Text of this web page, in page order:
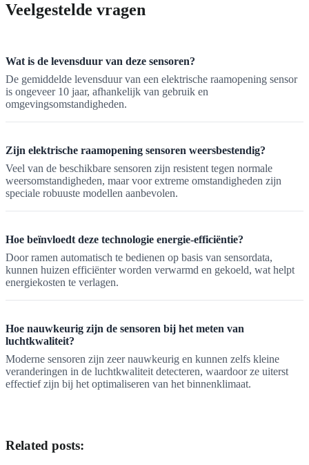
Veelgestelde vragen
Wat is de levensduur van deze sensoren?
De gemiddelde levensduur van een elektrische raamopening sensor
is ongeveer 10 jaar, afhankelijk van gebruik en
omgevingsomstandigheden.
Zijn elektrische raamopening sensoren weersbestendig?
Veel van de beschikbare sensoren zijn resistent tegen normale
weersomstandigheden, maar voor extreme omstandigheden zijn
speciale robuuste modellen aanbevolen.
Hoe beïnvloedt deze technologie energie-efficiëntie?
Door ramen automatisch te bedienen op basis van sensordata,
kunnen huizen efficiënter worden verwarmd en gekoeld, wat helpt
energiekosten te verlagen.
Hoe nauwkeurig zijn de sensoren bij het meten van
luchtkwaliteit?
Moderne sensoren zijn zeer nauwkeurig en kunnen zelfs kleine
veranderingen in de luchtkwaliteit detecteren, waardoor ze uiterst
effectief zijn bij het optimaliseren van het binnenklimaat.
Related posts: